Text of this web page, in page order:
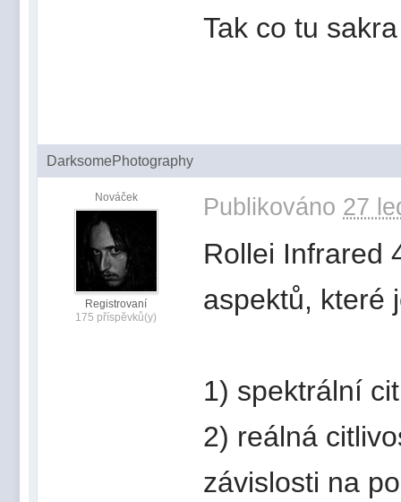
Tak co tu
DarksomePhotography
Nováček
Registrovaní
175 příspěvků(y)
Publikováno 27
Rollei Infrared
aspektů, které
1) spektrální
2) reálná
závislosti na